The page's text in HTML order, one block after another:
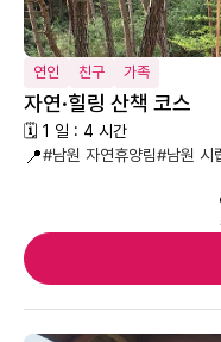
연인 친구 가족
자연·힐링 산책 코스
🗓 1 일 : 4 시간
📍#남원 자연휴양림#남원 시